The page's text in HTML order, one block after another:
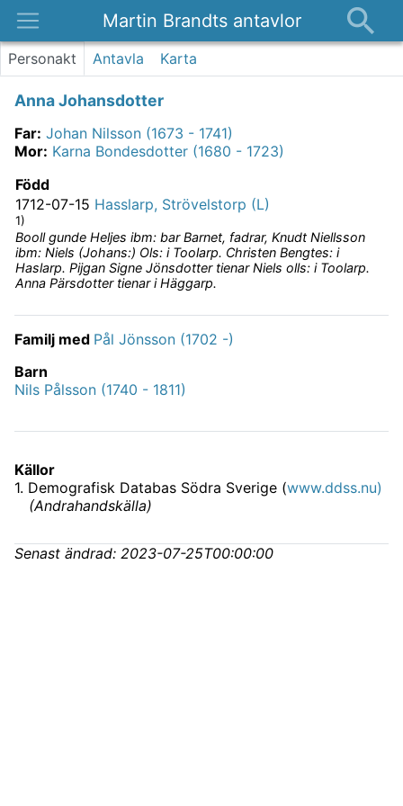
Martin Brandts antavlor
Platser
Kontakt
Personakt Antavla Karta
Anna Johansdotter
Far: Johan Nilsson (1673 - 1741)
Mor: Karna Bondesdotter (1680 - 1723)
Född
1712-07-15 Hasslarp, Strövelstorp (L)
1)
Booll gunde Heljes ibm: bar Barnet, fadrar, Knudt Niellsson
ibm: Niels (Johans:) Ols: i Toolarp. Christen Bengtes: i
Haslarp. Pijgan Signe Jönsdotter tienar Niels olls: i Toolarp.
Anna Pärsdotter tienar i Häggarp.
Familj med Pål Jönsson (1702 -)
Barn
Nils Pålsson (1740 - 1811)
Källor
1. Demografisk Databas Södra Sverige (www.ddss.nu)
(Andrahandskälla)
Senast ändrad: 2023-07-25T00:00:00